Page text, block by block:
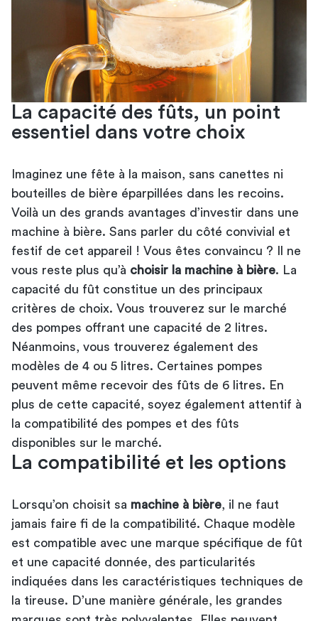
La capacité des fûts, un point
essentiel dans votre choix
Imaginez une fête à la maison, sans canettes ni
bouteilles de bière éparpillées dans les recoins.
Voilà un des grands avantages d’investir dans une
machine à bière. Sans parler du côté convivial et
festif de cet appareil ! Vous êtes convaincu ? Il ne
vous reste plus qu’à choisir la machine à bière. La
capacité du fût constitue un des principaux
critères de choix. Vous trouverez sur le marché
des pompes offrant une capacité de 2 litres.
Néanmoins, vous trouverez également des
modèles de 4 ou 5 litres. Certaines pompes
peuvent même recevoir des fûts de 6 litres. En
plus de cette capacité, soyez également attentif à
la compatibilité des pompes et des fûts
disponibles sur le marché.
La compatibilité et les options
Lorsqu’on choisit sa machine à bière , il ne faut
jamais faire fi de la compatibilité. Chaque modèle
est compatible avec une marque spécifique de fût
et une capacité donnée, des particularités
indiquées dans les caractéristiques techniques de
la tireuse. D’une manière générale, les grandes